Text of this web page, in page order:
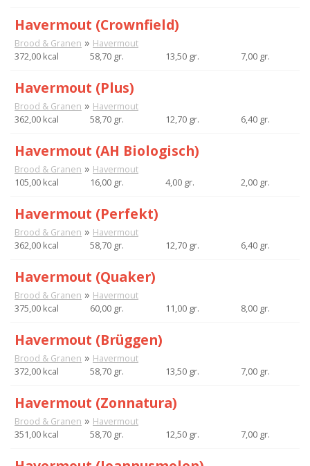
Havermout (Crownfield)
Brood & Granen » Havermout
372,00 kcal
58,70 gr. 13,50 gr. 7,00 gr.
Havermout (Plus)
Brood & Granen » Havermout
362,00 kcal
58,70 gr. 12,70 gr. 6,40 gr.
Havermout (AH Biologisch)
Brood & Granen » Havermout
105,00 kcal
16,00 gr. 4,00 gr. 2,00 gr.
Havermout (Perfekt)
Brood & Granen » Havermout
362,00 kcal
58,70 gr. 12,70 gr. 6,40 gr.
Havermout (Quaker)
Brood & Granen » Havermout
375,00 kcal
60,00 gr. 11,00 gr. 8,00 gr.
Havermout (Brüggen)
Brood & Granen » Havermout
372,00 kcal
58,70 gr. 13,50 gr. 7,00 gr.
Havermout (Zonnatura)
Brood & Granen » Havermout
351,00 kcal
58,70 gr. 12,50 gr. 7,00 gr.